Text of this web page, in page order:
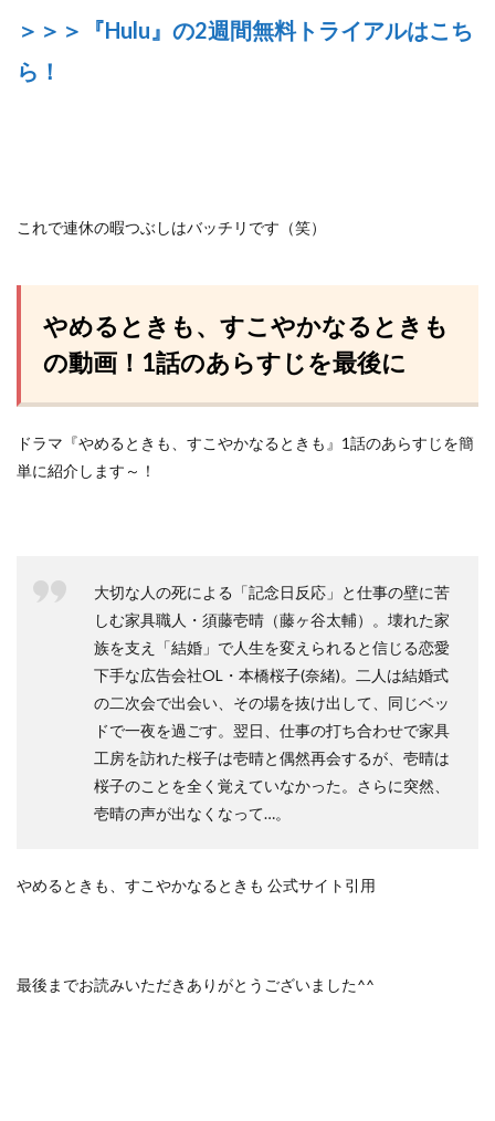
＞＞＞『Hulu』の2週間無料トライアルはこち
ら！
これで連休の暇つぶしはバッチリです（笑）
やめるときも、すこやかなるときも
の動画！1話のあらすじを最後に
ドラマ『やめるときも、すこやかなるときも』1話のあらすじを簡
単に紹介します～！
大切な人の死による「記念日反応」と仕事の壁に苦
しむ家具職人・須藤壱晴（藤ヶ谷太輔）。壊れた家
族を支え「結婚」で人生を変えられると信じる恋愛
下手な広告会社OL・本橋桜子(奈緒)。二人は結婚式
の二次会で出会い、その場を抜け出して、同じベッ
ドで一夜を過ごす。翌日、仕事の打ち合わせで家具
工房を訪れた桜子は壱晴と偶然再会するが、壱晴は
桜子のことを全く覚えていなかった。さらに突然、
壱晴の声が出なくなって…。
やめるときも、すこやかなるときも 公式サイト引用
最後までお読みいただきありがとうございました^^